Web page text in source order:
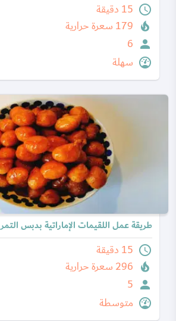
15 دقيقة
179 سعرة حرارية
6
سهلة
طريقة عمل اللقيمات الإماراتية بدبس التمر
15 دقيقة
296 سعرة حرارية
5
متوسطة